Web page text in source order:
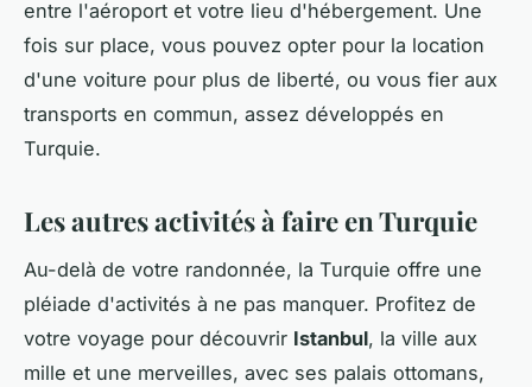
entre l'aéroport et votre lieu d'hébergement. Une
fois sur place, vous pouvez opter pour la location
d'une voiture pour plus de liberté, ou vous fier aux
transports en commun, assez développés en
Turquie.
Les autres activités à faire en Turquie
Au-delà de votre randonnée, la Turquie offre une
pléiade d'activités à ne pas manquer. Profitez de
votre voyage pour découvrir Istanbul, la ville aux
mille et une merveilles, avec ses palais ottomans,